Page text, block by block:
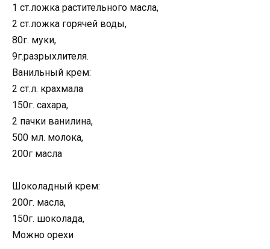
1 ст.ложка растительного масла,
2 ст.ложка горячей воды,
80г. муки,
9г.разрыхлителя.
Ванильный крем:
2 ст.л. крахмала
150г. сахара,
2 пачки ванилина,
500 мл. молока,
200г масла
Шоколадный крем:
200г. масла,
150г. шоколада,
Можно орехи